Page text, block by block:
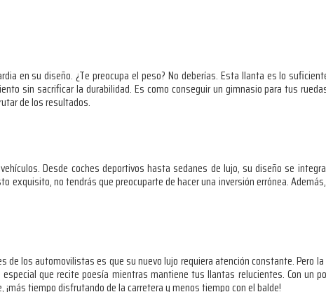
en su diseño. ¿Te preocupa el peso? No deberías. Esta llanta es lo
sin sacrificar la durabilidad. Es como conseguir un gimnasio para tus
de los resultados.
Desde coches deportivos hasta sedanes de lujo, su diseño se
no tendrás que preocuparte de hacer una inversión errónea.
los automovilistas es que su nuevo lujo requiera atención constante. Pero la
que recite poesía mientras mantiene tus llantas relucientes. Con un
tiempo disfrutando de la carretera y menos tiempo con el balde!